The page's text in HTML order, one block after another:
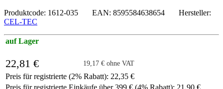
Produktcode: 1612-035 EAN: 8595584638654 Hersteller:
CEL-TEC
auf Lager
22,81 € 19,17 € ohne VAT
Preis für registrierte (2% Rabatt): 22,35 €
Preis für registrierte Einkäufe über 399 € (4% Rabatt): 21,90 €